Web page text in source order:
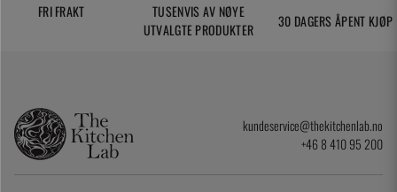
FRI FRAKT
TUSENVIS AV NØYE
UTVALGTE PRODUKTER
30 DAGERS ÅPENT KJØP
kundeservice@thekitchenlab.no
+46 8 410 95 200